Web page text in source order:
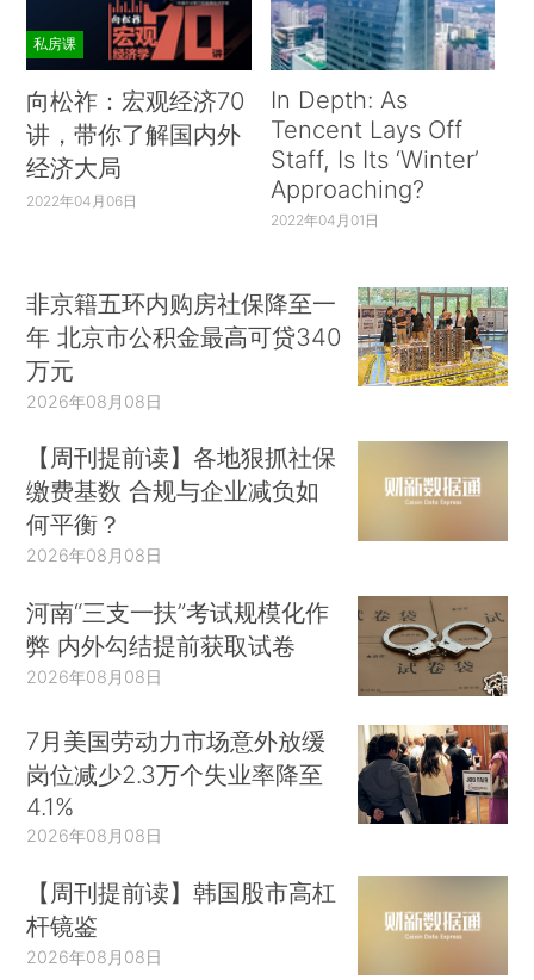
私房课
向松祚：宏观经济70
讲，带你了解国内外
经济大局
2022年04月06日
In Depth: As
Tencent Lays Off
Staff, Is Its ‘Winter’
Approaching?
2022年04月01日
非京籍五环内购房社保降至一
年 北京市公积金最高可贷340
万元
2026年08月08日
【周刊提前读】各地狠抓社保
缴费基数 合规与企业减负如
何平衡？
2026年08月08日
河南“三支一扶”考试规模化作
弊 内外勾结提前获取试卷
2026年08月08日
7月美国劳动力市场意外放缓
岗位减少2.3万个失业率降至
4.1%
2026年08月08日
【周刊提前读】韩国股市高杠
杆镜鉴
2026年08月08日